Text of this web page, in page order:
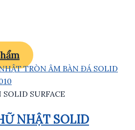
SOLID SURFACE
NHẬT SOLID